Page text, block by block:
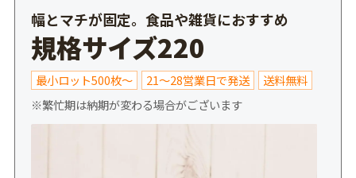
幅とマチが固定。食品や雑貨におすすめ
規格サイズ220
最小ロット500枚～ 21～28営業日で発送
送料無料
※繁忙期は納期が変わる場合がございます